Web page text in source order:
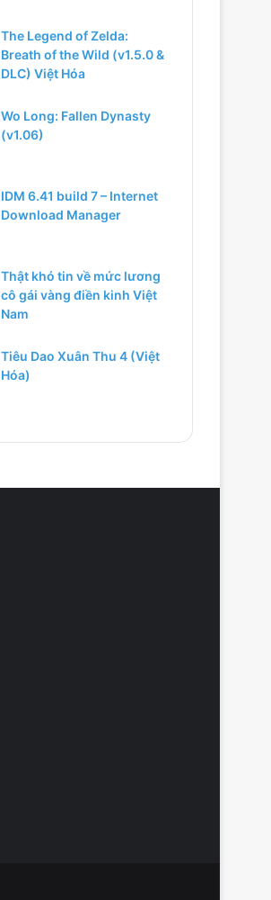
The Legend of Zelda:
Breath of the Wild (v1.5.0 &
DLC) Việt Hóa
Wo Long: Fallen Dynasty
(v1.06)
IDM 6.41 build 7 – Internet
Download Manager
Thật khó tin về mức lương
cô gái vàng điền kinh Việt
Nam
Tiêu Dao Xuân Thu 4 (Việt
Hóa)